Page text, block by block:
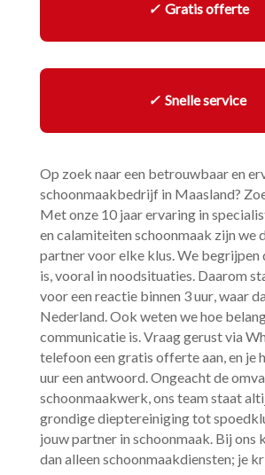
✓Gratis offerte
✓Snelle service
Op zoek naar een betrouwbaar en
schoonmaakbedrijf in Maasland?
Met onze 10 jaar ervaring in
en calamiteiten schoonmaak zijn we
partner voor elke klus.​ We begrijpen
is, vooral in noodsituaties.​ Daarom
voor een reactie binnen 3 uur, waar
Nederland.​ Ook weten we hoe
communicatie is.​ Vraag gerust via
telefoon een gratis offerte aan, en je
uur een antwoord.​ Ongeacht de
schoonmaakwerk, ons team staat
grondige dieptereiniging tot
jouw partner in schoonmaak.​ Bij ons
dan alleen schoonmaakdiensten; je